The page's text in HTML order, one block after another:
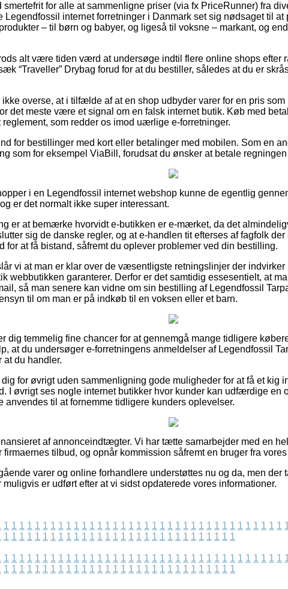
smertefrit for alle at sammenligne priser (via fx PriceRunner) fra
Legendfossil internet forretninger i Danmark set sig nødsaget til
– til børn og babyer, og ligeså til voksne – markant, og
alt være tiden værd at undersøge indtil flere online shops efter
“Traveller” Drybag forud for at du bestiller, således at du er
overse, at i tilfælde af at en shop udbyder varer for en pris
det meste være et signal om en falsk internet butik. Køb med
reglement, som redder os imod uærlige e-forretninger.
for bestillinger med kort eller betalinger med mobilen. Som en
som for eksempel ViaBill, forudsat du ønsker at betale
i en Legendfossil internet webshop kunne de egentlig
er det normalt ikke super interessant.
er at bemærke hvorvidt e-butikken er e-mærket, da det
sig de danske regler, og at e-handlen tit efterses af fagfolk
for at få bistand, såfremt du oplever problemer ved din bestilling.
vi at man er klar over de væsentligste retningslinjer der indvirker
webbutikken garanterer. Derfor er det samtidig essesentielt, at
så man senere kan vidne om sin bestilling af Legendfossil
til om man er på indkøb til en voksen eller et barn.
dig temmelig fine chancer for at gennemgå mange tidligere
at du undersøger e-forretningens anmeldelser af Legendfossil
at du handler.
for øvrigt uden sammenligning gode muligheder for at få et kig
I øvrigt ses nogle internet butikker hvor kunder kan udfærdige en
anvendes til at fornemme tidligere kunders oplevelser.
af annonceindtægter. Vi har tætte samarbejder med en
firmaernes tilbud, og opnår kommission såfremt en bruger fra
varer og online forhandlere understøttes nu og da, men der
muligvis er udført efter at vi sidst opdaterede vores informationer.
1 1 1 1 1 1 1 1 1 1 1 1 1 1 1 1 1 1 1 1 1 1 1 1 1 1 1 1 1 1 1 1 1 1 1 1
1 1 1 1 1 1 1 1 1 1 1 1 1 1 1 1 1 1 1 1 1 1 1 1 1 1 1 1 1 1
1 1 1 1 1 1 1 1 1 1 1 1 1 1 1 1 1 1 1 1 1 1 1 1 1 1 1 1 1 1 1 1 1 1 1 1
1 1 1 1 1 1 1 1 1 1 1 1 1 1 1 1 1 1 1 1 1 1 1 1 1 1 1 1 1 1